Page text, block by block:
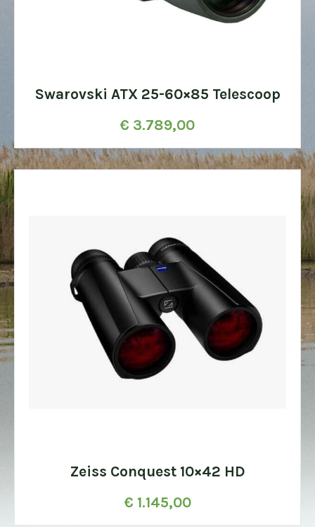
Swarovski ATX 25-60×85 Telescoop
€ 3.789,00
Zeiss Conquest 10×42 HD
€ 1.145,00